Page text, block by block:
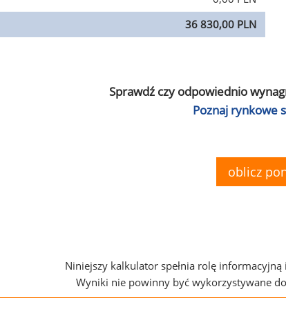
36 830,00 PLN
Sprawdź czy odpowiednio
Poznaj rynkowe
oblicz
Niniejszy kalkulator spełnia rolę
Wyniki nie powinny być wykorzystywane